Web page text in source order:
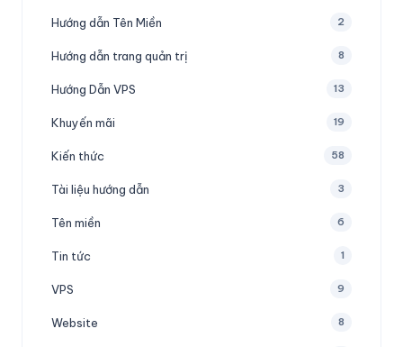
Hướng dẫn Tên Miền 2
Hướng dẫn trang quản trị 8
Hướng Dẫn VPS 13
Khuyến mãi 19
Kiến thức 58
Tài liệu hướng dẫn 3
Tên miền 6
Tin tức 1
VPS 9
Website 8